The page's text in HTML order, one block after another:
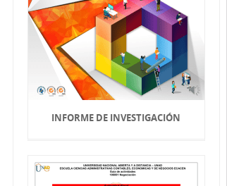
INFORME DE INVESTIGACIÓN